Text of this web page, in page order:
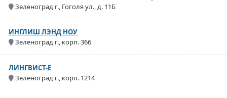
Зеленоград г., Гоголя ул., д. 11Б
ИНГЛИШ ЛЭНД НОУ
Зеленоград г., корп. 366
ЛИНГВИСТ-Е
Зеленоград г., корп. 1214